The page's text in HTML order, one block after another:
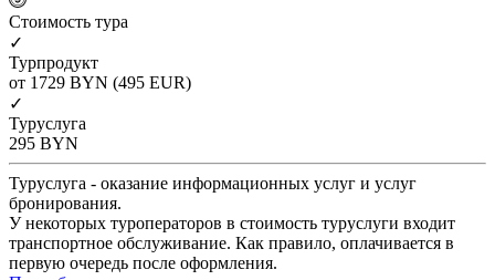
Cтоимость тура
✓
Турпродукт
от 1729 BYN (495 EUR)
✓
Туруслуга
295 BYN
Туруслуга - оказание информационных услуг и услуг
бронирования.
У некоторых туроператоров в стоимость туруслуги входит
транспортное обслуживание. Как правило, оплачивается в
первую очередь после оформления.